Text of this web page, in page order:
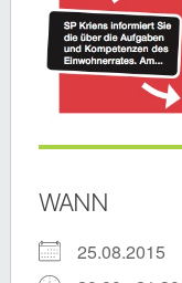
WANN
25.08.2015